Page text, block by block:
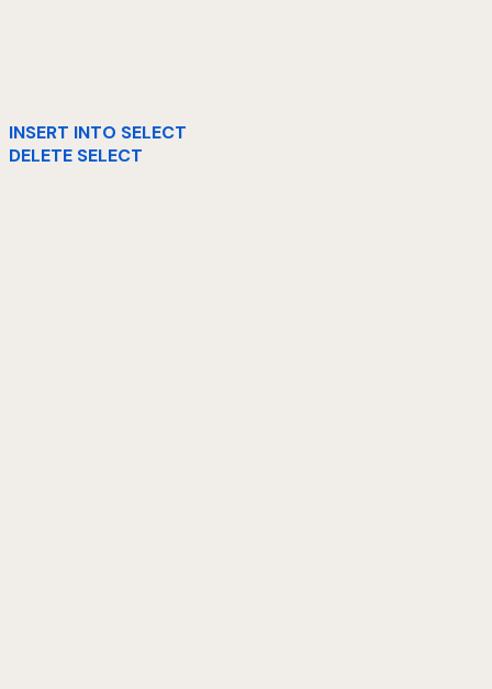
INSERT INTO SELECT
DELETE SELECT